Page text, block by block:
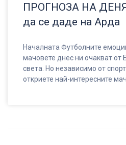
ПРОГНОЗА НА
да се даде на Арда
Началната Футболните
мачовете днес ни очакват от
света. Но независимо от
откриете най-интересните